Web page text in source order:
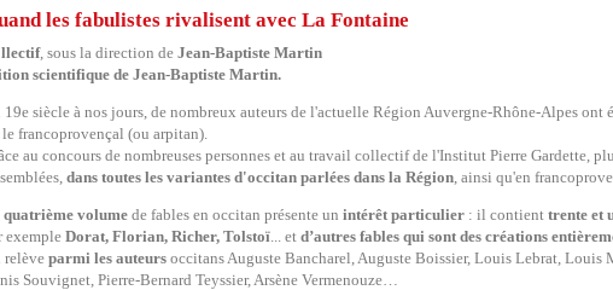
les fabulistes rivalisent avec La Fontaine
, sous la direction de Jean-Baptiste Martin
scientifique de Jean-Baptiste Martin.
19e siècle à nos jours, de nombreux auteurs de l'actuelle Région Auvergne-Rhône-Alpes ont
francoprovençal (ou arpitan).
au concours de nombreuses personnes et au travail collectif de l'Institut Pierre Gardette,
dans toutes les variantes d'occitan parlées dans la Région, ainsi qu'en
quatrième volume de fables en occitan présente un intérêt particulier : il contient trente et
exemple Dorat, Florian, Richer, Tolstoï... et d’autres fables qui sont des créations
relève parmi les auteurs occitans Auguste Bancharel, Auguste Boissier, Louis Lebrat, Louis
Souvignet, Pierre-Bernard Teyssier, Arsène Vermenouze…